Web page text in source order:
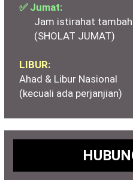
✅ Jumat:
Jam istirahat
(SHOLAT JUMAT)
LIBUR:
Ahad & Libur Nasional
(kecuali ada perjanjian)